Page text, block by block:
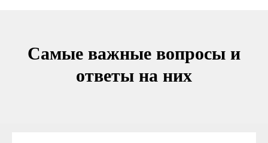
Самые важные вопросы и
ответы на них